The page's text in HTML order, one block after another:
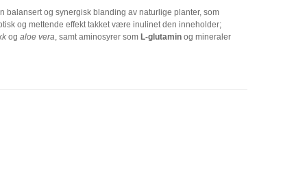
balansert og synergisk blanding av naturlige planter, som
og mettende effekt takket være inulinet den inneholder;
og aloe vera, samt aminosyrer som L-glutaminog mineraler